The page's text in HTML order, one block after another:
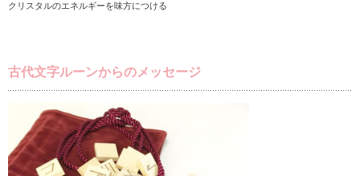
クリスタルのエネルギーを味方につける
古代文字ルーンからのメッセージ